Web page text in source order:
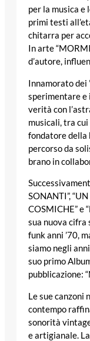
per la musica e
primi testi
chitarra per
In arte
d’autore,
Innamorato dei
sperimentare e
verità con
musicali, tra
fondatore della
percorso da
brano in
SONANTI”,
COSMICHE” e
sua nuova cifra
funk anni ’70,
siamo negli
suo primo
pubblicazione:
Le sue canzoni
contempo
sonorità
e artigianale.